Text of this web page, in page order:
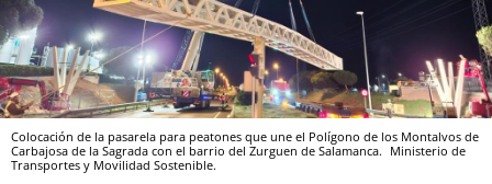
Colocación de la pasarela para peatones que une el Polígono de los Montalvos de
Carbajosa de la Sagrada con el barrio del Zurguen de Salamanca. Ministerio de
Transportes y Movilidad Sostenible.